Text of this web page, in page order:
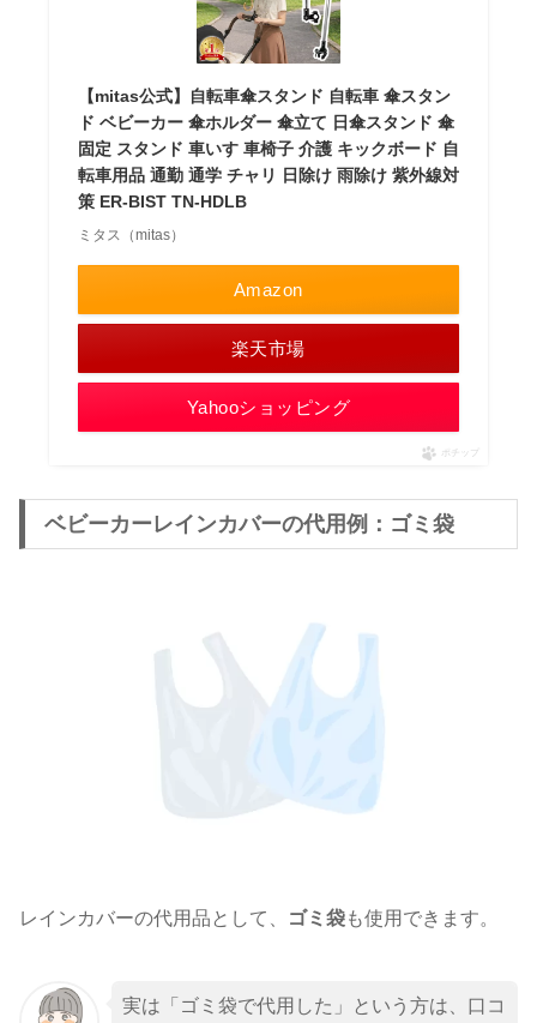
【mitas公式】自転車傘スタンド 自転車 傘スタン
ド ベビーカー 傘ホルダー 傘立て 日傘スタンド 傘
固定 スタンド 車いす 車椅子 介護 キックボード 自
転車用品 通勤 通学 チャリ 日除け 雨除け 紫外線対
策 ER-BIST TN-HDLB
ミタス（mitas）
Amazon
楽天市場
Yahooショッピング
ポチップ
ベビーカーレインカバーの代用例：ゴミ袋
レインカバーの代用品として、 ゴミ袋も使用できます。
実は「ゴミ袋で代用した」という方は、口コ